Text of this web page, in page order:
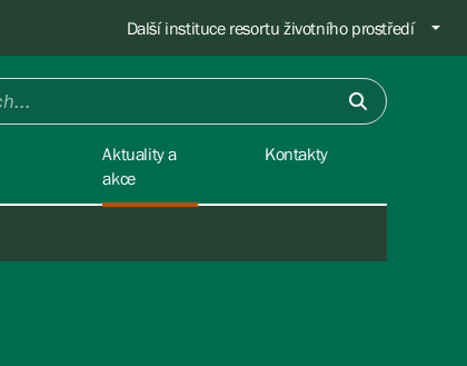
Další instituce resortu životního prostředí
Aktuality a
akce
Kontakty